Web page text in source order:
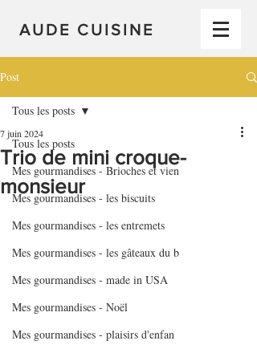
AUDE CUISINE
Post
Tous les posts
Mes gourmandises - Brioches et vien
Mes gourmandises - les biscuits
Mes gourmandises - les entremets
Mes gourmandises - les gâteaux du b
Mes gourmandises - made in USA
Mes gourmandises - Noël
Mes gourmandises - plaisirs d'enfan
Tous les posts
Trio de mini croque-
monsieur
7 juin 2024